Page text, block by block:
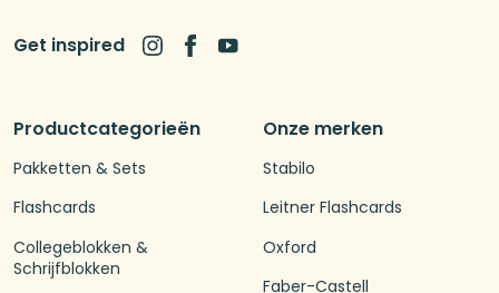
Productcategorieën
Pakketten & Sets
Flashcards
Collegeblokken &
Schrijfblokken
Onze merken
Stabilo
Leitner Flashcards
Oxford
Faber-Castell
Get inspired